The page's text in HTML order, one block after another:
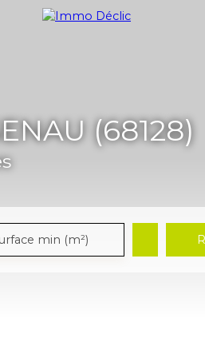
(68128)
min (m²)